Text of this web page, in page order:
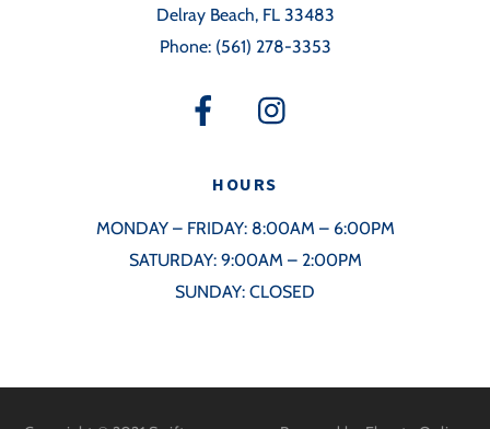
Delray Beach, FL 33483
Phone: (561) 278-3353
HOURS
MONDAY – FRIDAY: 8:00AM – 6:00PM
SATURDAY: 9:00AM – 2:00PM
SUNDAY: CLOSED